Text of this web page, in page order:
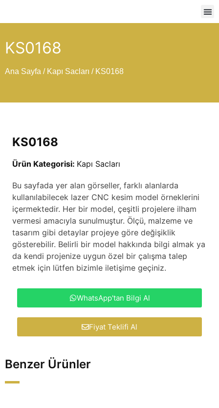
KS0168
Ana Sayfa / Kapı Sacları / KS0168
KS0168
Ürün Kategorisi: Kapı Sacları
Bu sayfada yer alan görseller, farklı alanlarda
kullanılabilecek lazer CNC kesim model örneklerini
içermektedir. Her bir model, çeşitli projelere ilham
vermesi amacıyla sunulmuştur. Ölçü, malzeme ve
tasarım gibi detaylar projeye göre değişiklik
gösterebilir. Belirli bir model hakkında bilgi almak ya
da kendi projenize uygun özel bir çalışma talep
etmek için lütfen bizimle iletişime geçiniz.
WhatsApp'tan Bilgi Al
Fiyat Teklifi Al
Benzer Ürünler